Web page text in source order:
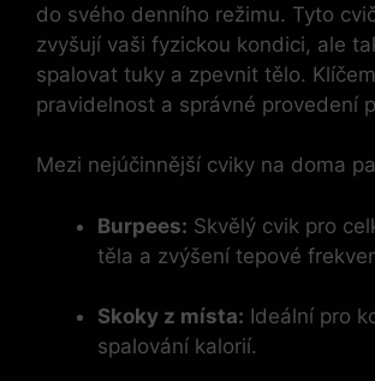
do svého denního režimu. Tyto
zvyšují vaši fyzickou kondici, ale
spalovat tuky a zpevnit tělo.
pravidelnost a správné provedení
Mezi nejúčinnější cviky na doma
Burpees: Skvělý cvik pro
těla a zvýšení tepové
Skoky z místa: Ideální pro
spalování kalorií.